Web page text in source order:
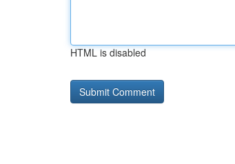
HTML is disabled